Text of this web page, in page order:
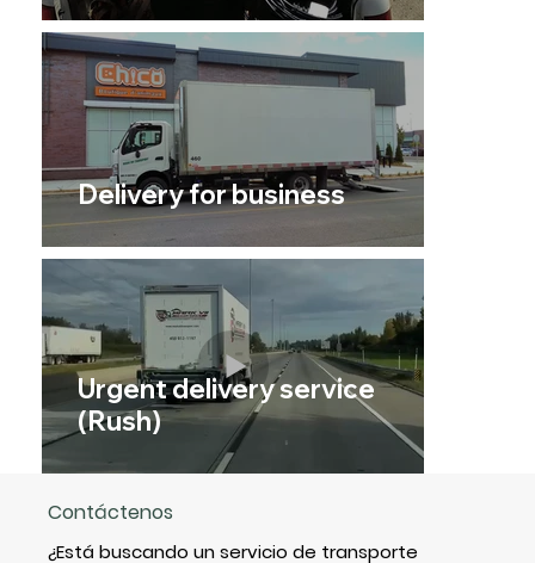
Delivery for business
Urgent delivery service
(Rush)
Contáctenos
¿Está buscando un servicio de transporte